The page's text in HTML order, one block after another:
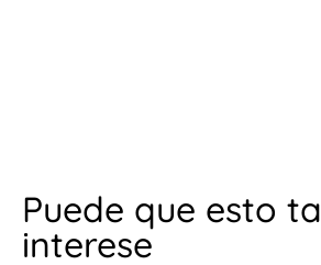
Puede que esto
interese